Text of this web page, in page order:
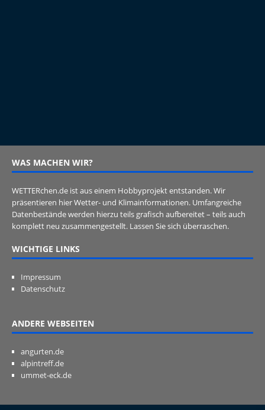
WAS MACHEN WIR?
WETTERchen.de ist aus einem Hobbyprojekt entstanden. Wir
präsentieren hier Wetter- und Klimainformationen. Umfangreiche
Datenbestände werden hierzu teils grafisch aufbereitet – teils auch
komplett neu zusammengestellt. Lassen Sie sich überraschen.
WICHTIGE LINKS
Impressum
Datenschutz
ANDERE WEBSEITEN
angurten.de
alpintreff.de
ummet-eck.de